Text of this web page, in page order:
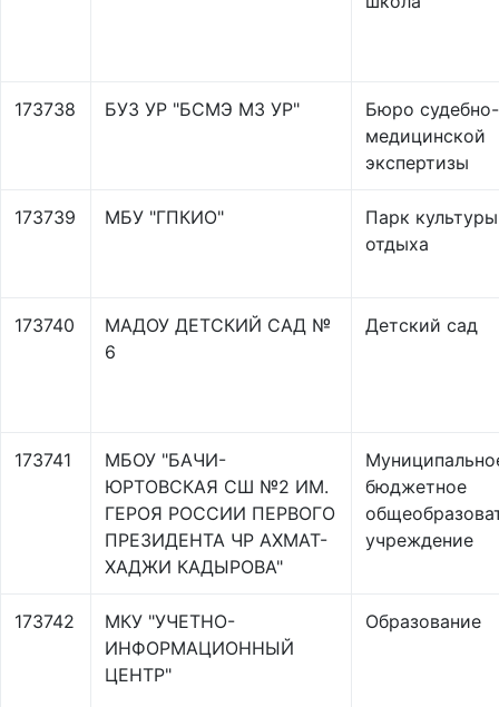
173738 БУЗ УР "БСМЭ МЗ УР"
Бюро судебно-
медицинской
экспертизы
173739 МБУ "ГПКИО"
Парк
отдыха
173740
МАДОУ ДЕТСКИЙ САД №
6
Детский сад
173741
МБОУ "БАЧИ-
ЮРТОВСКАЯ СШ №2 ИМ.
ГЕРОЯ РОССИИ ПЕРВОГО
ПРЕЗИДЕНТА ЧР АХМАТ-
ХАДЖИ КАДЫРОВА"
бюджетное
учреждение
173742
МКУ "УЧЕТНО-
ИНФОРМАЦИОННЫЙ
ЦЕНТР"
Образование